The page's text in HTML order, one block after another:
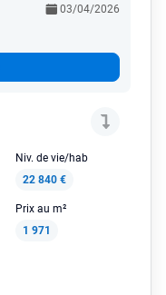
03/04/2026
Niv. de vie/hab
22 840 €
Prix au m²
1 971